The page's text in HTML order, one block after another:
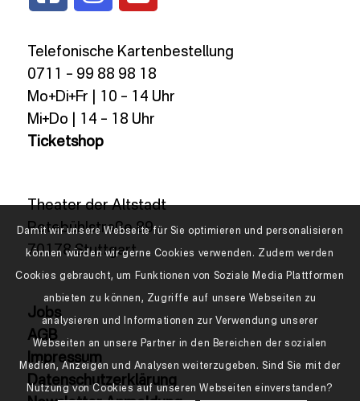
Telefonische Kartenbestellung
0711 – 99 88 98 18
Mo+Di+Fr | 10 – 14 Uhr
Mi+Do | 14 – 18 Uhr
Ticketshop
Theater der Altstadt
Rotebühlstraße 89
70178 Stuttgart
Jobs
AGB
Impressum
Datenschutzerklärung
Damit wir unsere Webseite für Sie optimieren und personalisieren
können würden wir gerne Cookies verwenden. Zudem werden
Cookies gebraucht, um Funktionen von Soziale Media Plattformen
anbieten zu können, Zugriffe auf unsere Webseiten zu
analysieren und Informationen zur Verwendung unserer
Webseiten an unsere Partner in den Bereichen der sozialen
Medien, Anzeigen und Analysen weiterzugeben. Sind Sie mit der
Nutzung von Cookies auf unseren Webseiten einverstanden?